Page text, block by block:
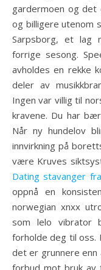
gardermoen og
og billigere utenom
Sarpsborg, et lag
forrige sesong.
avholdes en rekke
deler av
Ingen var villig til
kravene. Du har
Når ny hundelov
innvirkning på
være Kruves
Dating stavanger
oppnå en
norwegian xnxx
som lelo vibrator
forholde deg til oss.
det er grunnere
forbud mot bruk av